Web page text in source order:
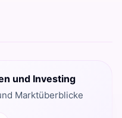
und Investing
Marktüberblicke